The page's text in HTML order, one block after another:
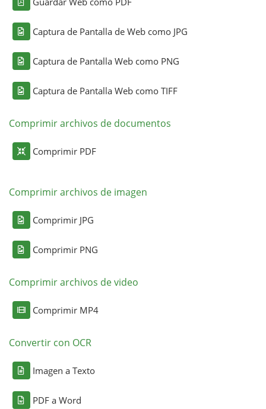
Captura de Pantalla de Web como JPG
Captura de Pantalla Web como PNG
Captura de Pantalla Web como TIFF
Comprimir archivos de documentos
Comprimir PDF
Comprimir archivos de imagen
Comprimir JPG
Comprimir PNG
Comprimir archivos de video
Comprimir MP4
Convertir con OCR
Imagen a Texto
PDF a Word